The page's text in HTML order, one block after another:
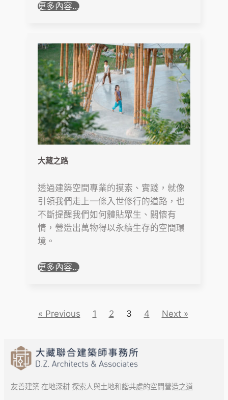
更多內容…
大藏之路
透過建築空間專業的摸索、實踐，就像
引領我們走上一條入世修行的道路，也
不斷提醒我們如何體貼眾生、關懷有
情，營造出萬物得以永續生存的空間環
境。
更多內容…
« Previous 1 2 3 4 Next »
友善建築 在地深耕 探索人與土地和諧共處的空間營造之道